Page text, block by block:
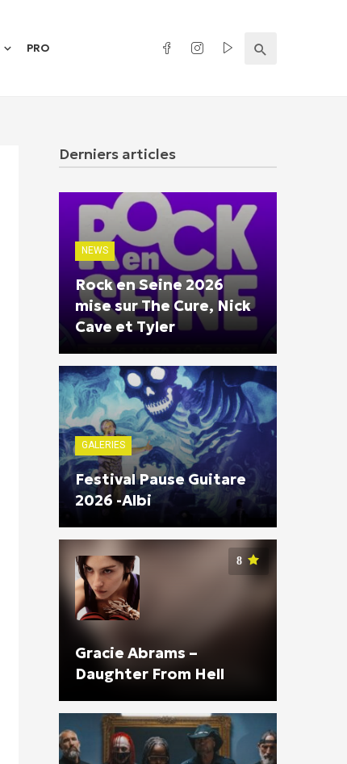
PRO
Derniers articles
NEWS
Rock en Seine 2026
mise sur The Cure, Nick
Cave et Tyler
GALERIES
Festival Pause Guitare
2026 -Albi
8
Gracie Abrams –
Daughter From Hell